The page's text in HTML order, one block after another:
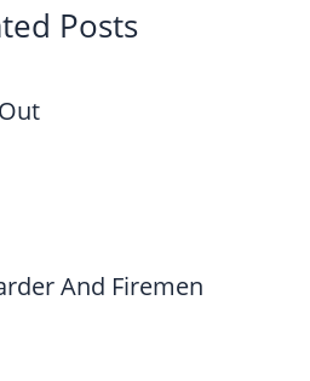
Posts
And Firemen